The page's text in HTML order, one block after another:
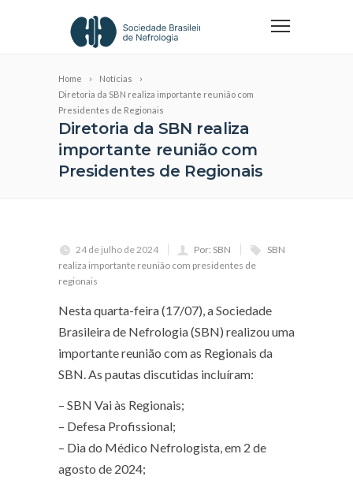
Home
Notícias
Diretoria da SBN realiza importante reunião com
Presidentes de Regionais
Diretoria da SBN realiza
importante reunião com
Presidentes de Regionais
24 de julho de 2024 Por: SBN
SBN
realiza importante reunião com presidentes de
regionais
Nesta quarta-feira (17/07), a Sociedade
Brasileira de Nefrologia (SBN) realizou uma
importante reunião com as Regionais da
SBN. As pautas discutidas incluíram:
– SBN Vai às Regionais;
– Defesa Profissional;
– ⁠Dia do Médico Nefrologista, em 2 de
agosto de 2024;